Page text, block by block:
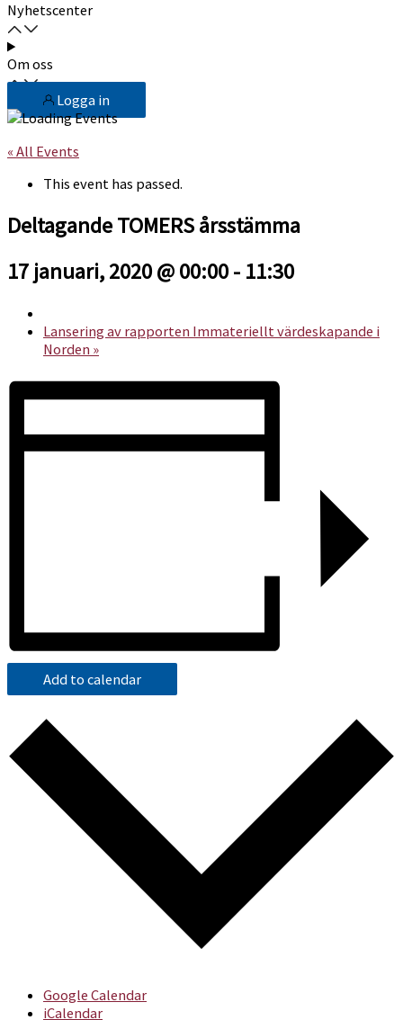
Nyhetscenter
Om oss
Logga in
« All Events
This event has passed.
Deltagande TOMERS årsstämma
17 januari, 2020 @ 00:00- 11:30
Lansering av rapporten Immateriellt värdeskapande i
Norden »
Add to calendar
Google Calendar
iCalendar